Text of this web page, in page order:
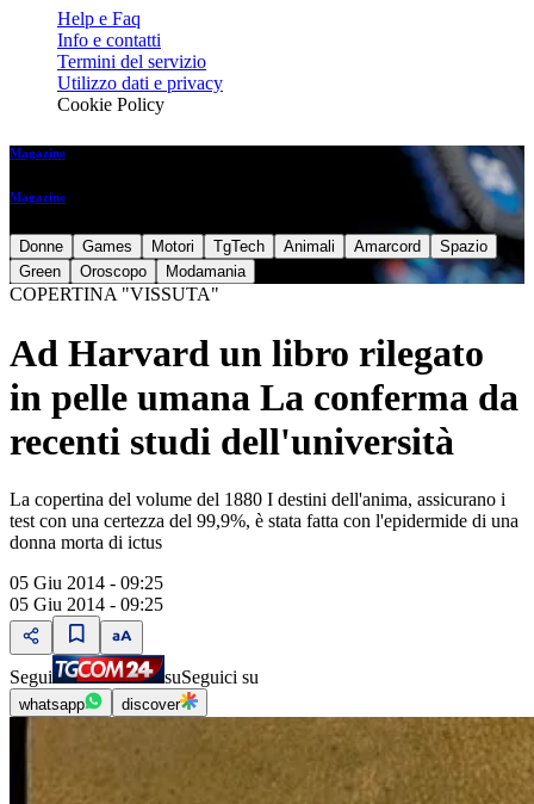
Help e Faq
Info e contatti
Termini del servizio
Utilizzo dati e privacy
Cookie Policy
Magazine
Magazine
Donne Games Motori TgTech Animali Amarcord
Spazio
Green
Oroscopo Modamania
COPERTINA "VISSUTA"
Ad Harvard un libro rilegato
in pelle umana La conferma da
recenti studi dell'università
La copertina del volume del 1880 I destini dell'anima, assicurano i
test con una certezza del 99,9%, è stata fatta con l'epidermide di una
donna morta di ictus
05 Giu 2014 - 09:25
05 Giu 2014 - 09:25
Segui suSeguici su
whatsapp discover